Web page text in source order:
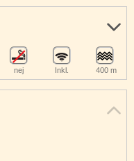
nej Inkl. 400 m